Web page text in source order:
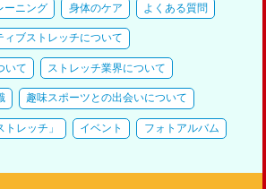
ーニング 身体のケア よくある質問
ィブストレッチについて
いて ストレッチ業界について
趣味スポーツとの出会いについて
レッチ」 イベント フォトアルバム